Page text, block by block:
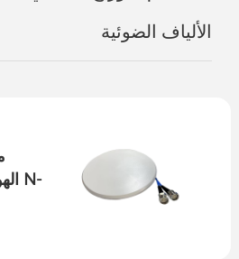
الألياف الضوئية